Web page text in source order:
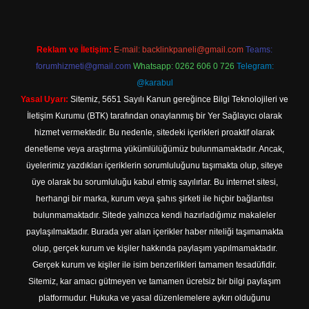
Reklam ve İletişim: E-mail: backlinkpaneli@gmail.com Teams:
forumhizmeti@gmail.com Whatsapp: 0262 606 0 726 Telegram:
@karabul
Yasal Uyarı: Sitemiz, 5651 Sayılı Kanun gereğince Bilgi Teknolojileri ve
İletişim Kurumu (BTK) tarafından onaylanmış bir Yer Sağlayıcı olarak
hizmet vermektedir. Bu nedenle, sitedeki içerikleri proaktif olarak
denetleme veya araştırma yükümlülüğümüz bulunmamaktadır. Ancak,
üyelerimiz yazdıkları içeriklerin sorumluluğunu taşımakta olup, siteye
üye olarak bu sorumluluğu kabul etmiş sayılırlar. Bu internet sitesi,
herhangi bir marka, kurum veya şahıs şirketi ile hiçbir bağlantısı
bulunmamaktadır. Sitede yalnızca kendi hazırladığımız makaleler
paylaşılmaktadır. Burada yer alan içerikler haber niteliği taşımamakta
olup, gerçek kurum ve kişiler hakkında paylaşım yapılmamaktadır.
Gerçek kurum ve kişiler ile isim benzerlikleri tamamen tesadüfidir.
Sitemiz, kar amacı gütmeyen ve tamamen ücretsiz bir bilgi paylaşım
platformudur. Hukuka ve yasal düzenlemelere aykırı olduğunu